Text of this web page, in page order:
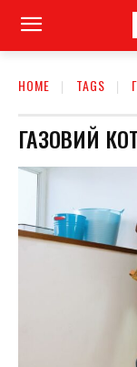
HOME TAGS
ГАЗОВИЙ